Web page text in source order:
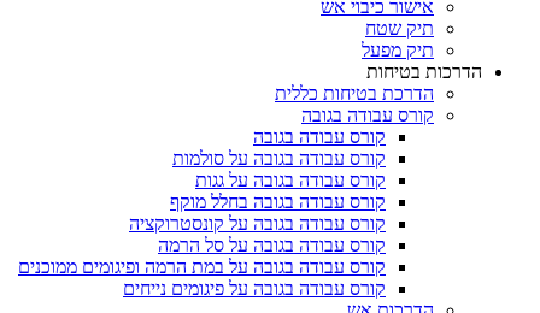
אישור כיבוי אש
תיק שטח
תיק מפעל
הדרכות בטיחות
הדרכת בטיחות כללית
קורס עבודה בגובה
קורס עבודה בגובה
קורס עבודה בגובה על סולמות
קורס עבודה בגובה על גגות
קורס עבודה בגובה בחלל מוקף
קורס עבודה בגובה על קונסטרוקציה
קורס עבודה בגובה על סל הרמה
קורס עבודה בגובה על במת הרמה ופיגומים ממוכנים
קורס עבודה בגובה על פיגומים נייחים